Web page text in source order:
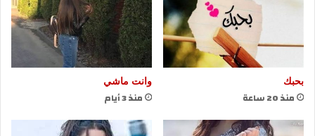
بحبك
منذ 20 ساعة
وانت ماشي
منذ 3 أيام